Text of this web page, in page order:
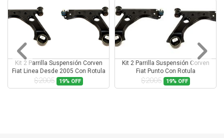
Kit 2 Parrilla Suspensión Corven
Fiat Linea Desde 2005 Con Rotula
$2005 19% OFF
Kit 2 Parrilla Suspensión Corven
Fiat Punto Con Rotula
$2005 19% OFF